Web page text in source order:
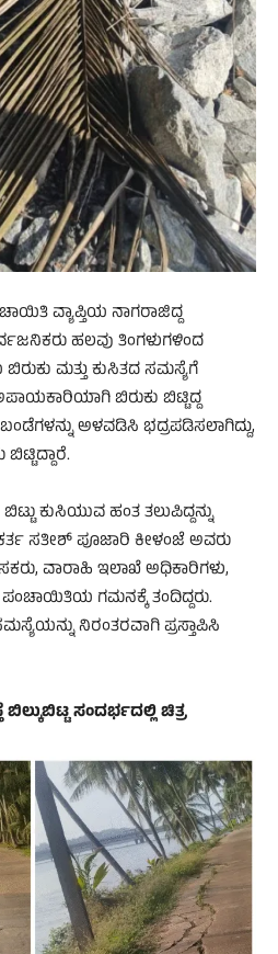
ವ್ಯಾಪ್ತಿಯ ನಾಗರಾಜಿದ್ದ
ಹಲವು ತಿಂಗಳುಗಳಿಂದ
ಬಿರುಕು ಮತ್ತು ಕುಸಿತದ ಸಮಸ್ಯೆಗೆ
ಬಿರುಕು ಬಿಟ್ಟಿದ್ದ
ಅಳವಡಿಸಿ ಭದ್ರಪಡಿಸಲಾಗಿದ್ದು,
ಕುಸಿಯುವ ಹಂತ ತಲುಪಿದ್ದನ್ನು
ಸತೀಶ್ ಪೂಜಾರಿ ಕೀಳಂಜೆ ಅವರು
ವಾರಾಹಿ ಇಲಾಖೆ ಅಧಿಕಾರಿಗಳು,
ಗಮನಕ್ಕೆ ತಂದಿದ್ದರು.
ನಿರಂತರವಾಗಿ ಪ್ರಸ್ತಾಪಿಸಿ
ಸಂದರ್ಭದಲ್ಲಿಚಿತ್ರ